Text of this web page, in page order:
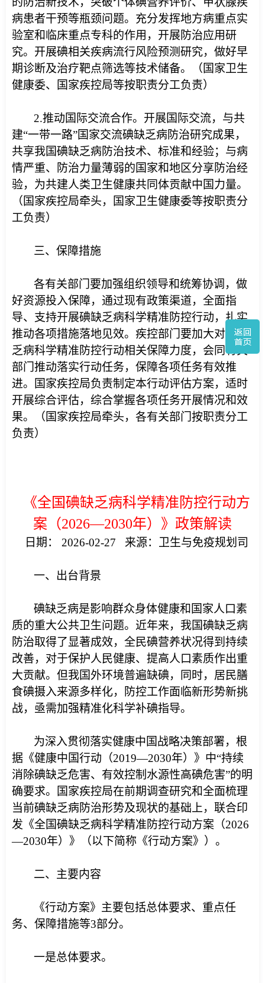
病患者干预等瓶颈问题。充分发挥地方病重点实
验室和临床重点专科的作用，开展防治应用研
究。开展碘相关疾病流行风险预测研究，做好早
期诊断及治疗靶点筛选等技术储备。（国家卫生
健康委、国家疾控局等按职责分工负责）
2.推动国际交流合作。开展国际交流，与共
建“一带一路”国家交流碘缺乏病防治研究成果，
共享我国碘缺乏病防治技术、标准和经验；与病
情严重、防治力量薄弱的国家和地区分享防治经
验，为共建人类卫生健康共同体贡献中国力量。
（国家疾控局牵头，国家卫生健康委等按职责分
工负责）
三、保障措施
各有关部门要加强组织领导和统筹协调，做
好资源投入保障，通过现有政策渠道，全面指
导、支持开展碘缺乏病科学精准防控行动，扎实
推动各项措施落地见效。疾控部门要加大对碘缺
乏病科学精准防控行动相关保障力度，会同有关
部门推动落实行动任务，保障各项任务有效推
进。国家疾控局负责制定本行动评估方案，适时
开展综合评估，综合掌握各项任务开展情况和效
果。（国家疾控局牵头，各有关部门按职责分工
负责）
《全国碘缺乏病科学精准防控行动方
案（2026—2030年）》政策解读
日期： 2026-02-27 来源：卫生与免疫规划司
一、出台背景
碘缺乏病是影响群众身体健康和国家人口素
质的重大公共卫生问题。近年来，我国碘缺乏病
防治取得了显著成效，全民碘营养状况得到持续
改善，对于保护人民健康、提高人口素质作出重
大贡献。但我国外环境普遍缺碘，同时，居民膳
食碘摄入来源多样化，防控工作面临新形势新挑
战，亟需加强精准化科学补碘指导。
为深入贯彻落实健康中国战略决策部署，根
据《健康中国行动（2019—2030年）》中“持续
消除碘缺乏危害、有效控制水源性高碘危害”的明
确要求。国家疾控局在前期调查研究和全面梳理
当前碘缺乏病防治形势及现状的基础上，联合印
发《全国碘缺乏病科学精准防控行动方案（2026
—2030年）》（以下简称《行动方案》）。
二、主要内容
《行动方案》主要包括总体要求、重点任
务、保障措施等3部分。
一是总体要求。